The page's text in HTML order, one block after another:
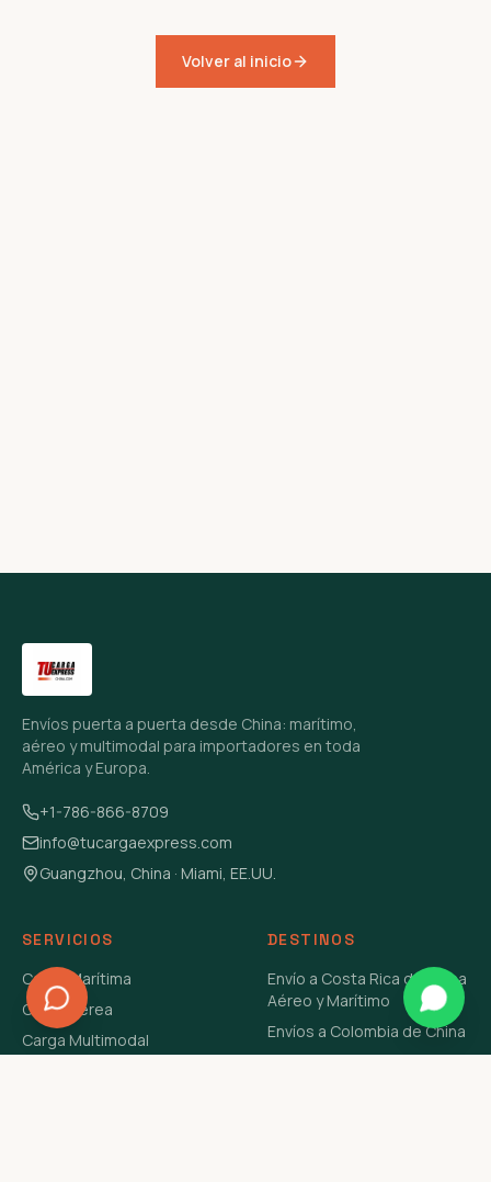
Volver al inicio
Envíos puerta a puerta desde China: marítimo,
aéreo y multimodal para importadores en toda
América y Europa.
+1-786-866-8709
info@tucargaexpress.com
Guangzhou, China · Miami, EE.UU.
SERVICIOS
Carga Marítima
Carga Aérea
Carga Multimodal
DESTINOS
Envío a Costa Rica de China
Aéreo y Marítimo
Envíos a Colombia de China